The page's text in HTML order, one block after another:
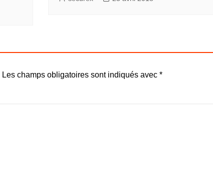
Les champs obligatoires sont indiqués avec *